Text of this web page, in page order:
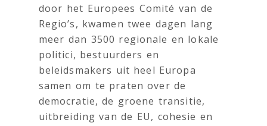
door het Europees Comité van de
Regio’s, kwamen twee dagen lang
meer dan 3500 regionale en lokale
politici, bestuurders en
beleidsmakers uit heel Europa
samen om te praten over de
democratie, de groene transitie,
uitbreiding van de EU, cohesie en